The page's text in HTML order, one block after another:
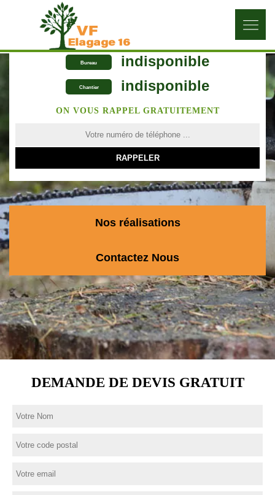
Bureau indisponible
Chantier indisponible
ON VOUS RAPPEL GRATUITEMENT
Nos réalisations
Contactez Nous
DEMANDE DE DEVIS GRATUIT